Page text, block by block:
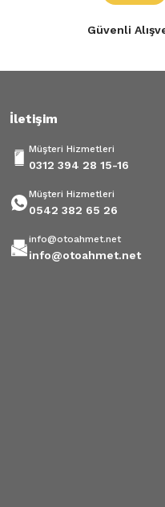
Güvenli
İletişim
Müşteri Hizmetleri
0312 394 28 15-16
Müşteri Hizmetleri
0542 382 65 26
info@otoahmet.net
info@otoahmet.net